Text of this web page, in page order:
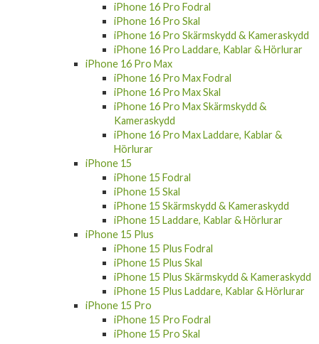
iPhone 16 Pro Fodral
iPhone 16 Pro Skal
iPhone 16 Pro Skärmskydd & Kameraskydd
iPhone 16 Pro Laddare, Kablar & Hörlurar
iPhone 16 Pro Max
iPhone 16 Pro Max Fodral
iPhone 16 Pro Max Skal
iPhone 16 Pro Max Skärmskydd &
Kameraskydd
iPhone 16 Pro Max Laddare, Kablar &
Hörlurar
iPhone 15
iPhone 15 Fodral
iPhone 15 Skal
iPhone 15 Skärmskydd & Kameraskydd
iPhone 15 Laddare, Kablar & Hörlurar
iPhone 15 Plus
iPhone 15 Plus Fodral
iPhone 15 Plus Skal
iPhone 15 Plus Skärmskydd & Kameraskydd
iPhone 15 Plus Laddare, Kablar & Hörlurar
iPhone 15 Pro
iPhone 15 Pro Fodral
iPhone 15 Pro Skal